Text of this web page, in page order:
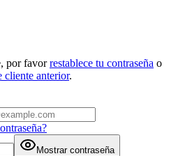
por favor restablece tu contraseña o
cliente anterior.
Mostrar contraseña